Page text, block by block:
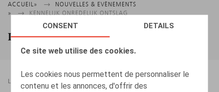
CONSENT DETAILS
Ce site web utilise des cookies.
Les cookies nous permettent de personnaliser le
contenu et les annonces, d'offrir des
Fil
d'Ariane
ACCUEIL
NOUVELLES & EVÈNEMENTS
KENNELIJK ONREDELIJK ONTSLAG
Kennelijk onredelijk ontslag